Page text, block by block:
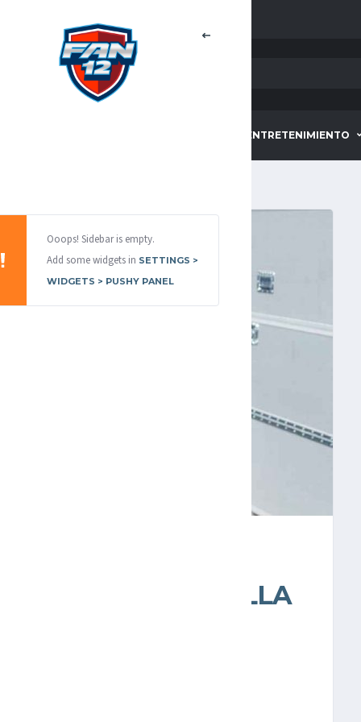
ENTRETENIMIENTO
Ooops! Sidebar is empty.
Add some widgets in SETTINGS >
WIDGETS > PUSHY PANEL
LA PESADILLA
EN